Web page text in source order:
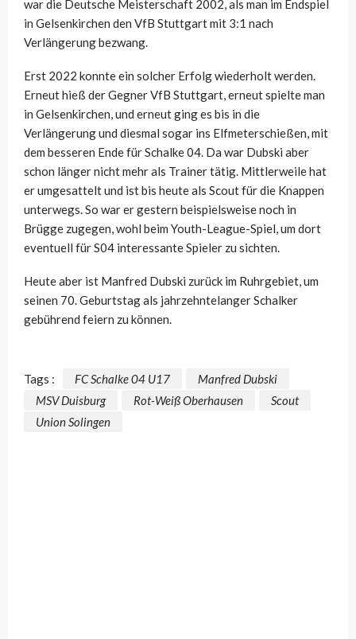
war die Deutsche Meisterschaft 2002, als man im Endspiel
in Gelsenkirchen den VfB Stuttgart mit 3:1 nach
Verlängerung bezwang.
Erst 2022 konnte ein solcher Erfolg wiederholt werden.
Erneut hieß der Gegner VfB Stuttgart, erneut spielte man
in Gelsenkirchen, und erneut ging es bis in die
Verlängerung und diesmal sogar ins Elfmeterschießen, mit
dem besseren Ende für Schalke 04. Da war Dubski aber
schon länger nicht mehr als Trainer tätig. Mittlerweile hat
er umgesattelt und ist bis heute als Scout für die Knappen
unterwegs. So war er gestern beispielsweise noch in
Brügge zugegen, wohl beim Youth-League-Spiel, um dort
eventuell für S04 interessante Spieler zu sichten.
Heute aber ist Manfred Dubski zurück im Ruhrgebiet, um
seinen 70. Geburtstag als jahrzehntelanger Schalker
gebührend feiern zu können.
Tags : FC Schalke 04 U17
Manfred Dubski
MSV Duisburg
Rot-Weiß Oberhausen
Scout
Union Solingen